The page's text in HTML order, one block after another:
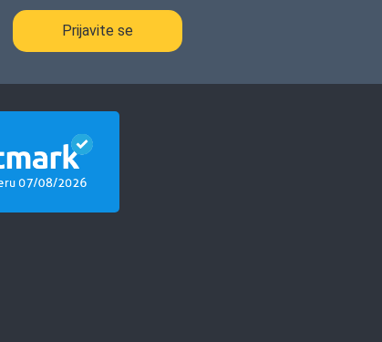
Prijavite se